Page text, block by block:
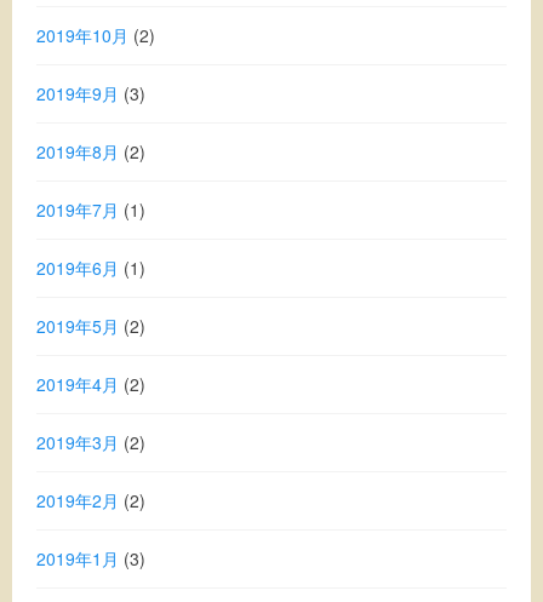
2019年10月 (2)
2019年9月 (3)
2019年8月 (2)
2019年7月 (1)
2019年6月 (1)
2019年5月 (2)
2019年4月 (2)
2019年3月 (2)
2019年2月 (2)
2019年1月 (3)